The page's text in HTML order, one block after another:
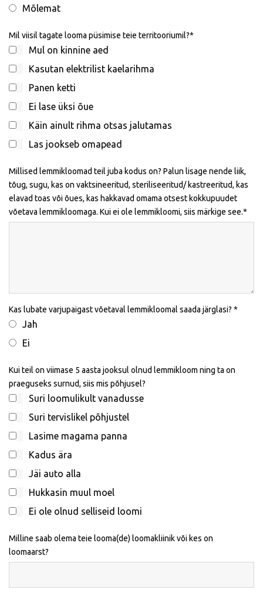
Mõlemat
Mil viisil tagate looma püsimise teie territooriumil?
Mul on kinnine aed
Kasutan elektrilist kaelarihma
Panen ketti
Ei lase üksi õue
Käin ainult rihma otsas jalutamas
Las jookseb omapead
Millised lemmikloomad teil juba kodus on? Palun lisage nende liik,
tõug, sugu, kas on vaktsineeritud, steriliseeritud/ kastreeritud, kas
elavad toas või õues, kas hakkavad omama otsest kokkupuudet
võetava lemmikloomaga. Kui ei ole lemmikloomi, siis märkige see.
Kas lubate varjupaigast võetaval lemmikloomal saada järglasi?
Jah
Ei
Kui teil on viimase 5 aasta jooksul olnud lemmikloom ning ta on
praeguseks surnud, siis mis põhjusel?
Suri loomulikult vanadusse
Suri tervislikel põhjustel
Lasime magama panna
Kadus ära
Jäi auto alla
Hukkasin muul moel
Ei ole olnud selliseid loomi
Milline saab olema teie looma(de) loomakliinik või kes on
loomaarst?